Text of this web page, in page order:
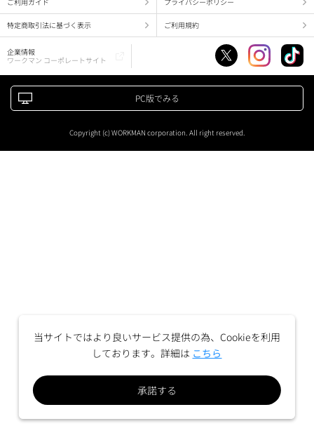
特定商取引法に基づく表示 ご利用規約
企業情報
ワークマン コーポレートサイト
PC版でみる
Copyright (c) WORKMAN corporation. All right reserved.
当サイトではより良いサービス提供の為、Cookieを利用
しております。詳細は こちら
承諾する